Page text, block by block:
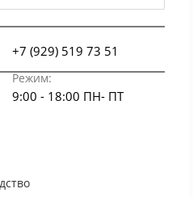
+7 (929) 519 73 51
Режим:
9:00 - 18:00 ПН- ПТ